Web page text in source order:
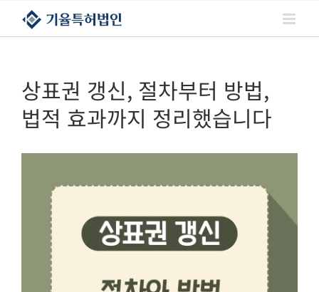
콘텐츠로
건너뛰기
상표권 갱신, 절차부터 방법,
법적 효과까지 정리했습니다